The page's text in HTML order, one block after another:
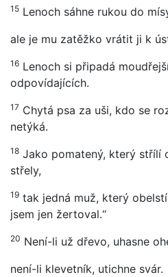
15 Lenoch sáhne rukou do
ale je mu zatěžko vrátit ji k
16 Lenoch si připadá
odpovídajících.
17 Chytá psa za uši, kdo se
netýká.
18 Jako pomatený, který střílí
střely,
19 tak jedná muž, který
jsem jen žertoval.“
20 Není-li už dřevo, uhasne
není-li klevetník, utichne svár.